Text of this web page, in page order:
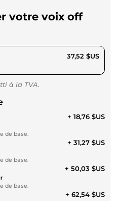
votre voix off
$US 37,52 $US
à la TVA.
de base.
+ 18,76 $US
de base.
+ 31,27 $US
de base.
+ 50,03 $US
+ 62,54 $US